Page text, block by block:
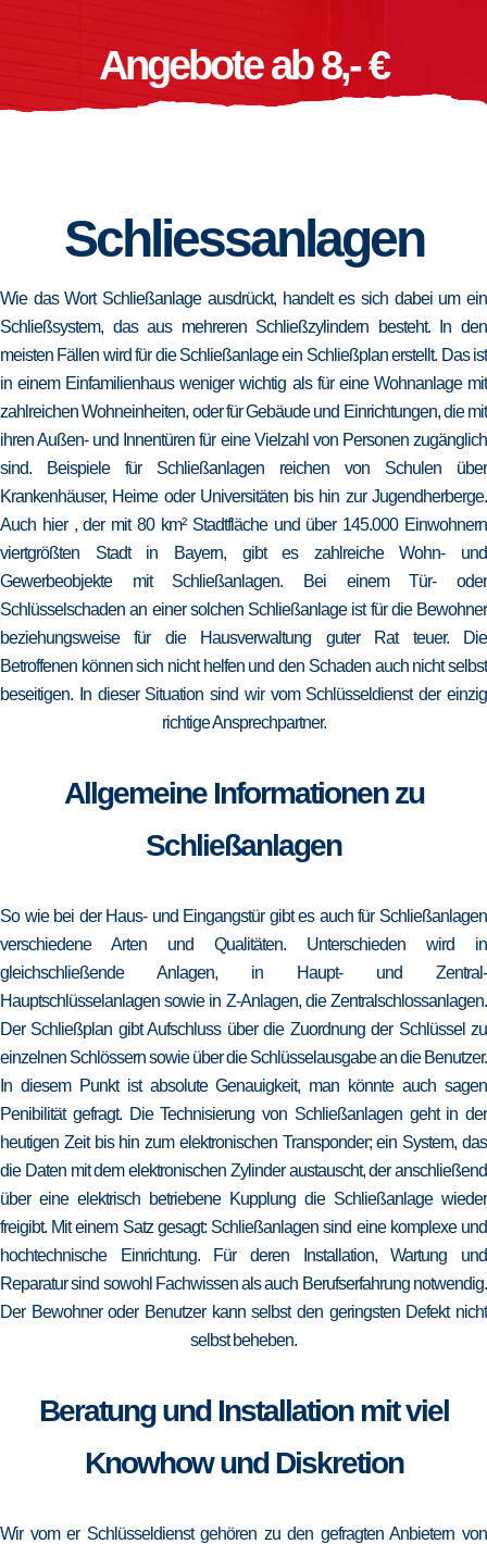
Angebote ab 8,- €
Schliessanlagen
Wie das Wort Schließanlage ausdrückt, handelt es sich dabei um ein
Schließsystem, das aus mehreren Schließzylindern besteht. In den
meisten Fällen wird für die Schließanlage ein Schließplan erstellt. Das ist
in einem Einfamilienhaus weniger wichtig als für eine Wohnanlage mit
zahlreichen Wohneinheiten, oder für Gebäude und Einrichtungen, die mit
ihren Außen- und Innentüren für eine Vielzahl von Personen zugänglich
sind. Beispiele für Schließanlagen reichen von Schulen über
Krankenhäuser, Heime oder Universitäten bis hin zur Jugendherberge.
Auch hier , der mit 80 km² Stadtfläche und über 145.000 Einwohnern
viertgrößten Stadt in Bayern, gibt es zahlreiche Wohn- und
Gewerbeobjekte mit Schließanlagen. Bei einem Tür- oder
Schlüsselschaden an einer solchen Schließanlage ist für die Bewohner
beziehungsweise für die Hausverwaltung guter Rat teuer. Die
Betroffenen können sich nicht helfen und den Schaden auch nicht selbst
beseitigen. In dieser Situation sind wir vom Schlüsseldienst der einzig
richtige Ansprechpartner.
Allgemeine Informationen zu
Schließanlagen
So wie bei der Haus- und Eingangstür gibt es auch für Schließanlagen
verschiedene Arten und Qualitäten. Unterschieden wird in
gleichschließende Anlagen, in Haupt- und Zentral-
Hauptschlüsselanlagen sowie in Z-Anlagen, die Zentralschlossanlagen.
Der Schließplan gibt Aufschluss über die Zuordnung der Schlüssel zu
einzelnen Schlössern sowie über die Schlüsselausgabe an die Benutzer.
In diesem Punkt ist absolute Genauigkeit, man könnte auch sagen
Penibilität gefragt. Die Technisierung von Schließanlagen geht in der
heutigen Zeit bis hin zum elektronischen Transponder; ein System, das
die Daten mit dem elektronischen Zylinder austauscht, der anschließend
über eine elektrisch betriebene Kupplung die Schließanlage wieder
freigibt. Mit einem Satz gesagt: Schließanlagen sind eine komplexe und
hochtechnische Einrichtung. Für deren Installation, Wartung und
Reparatur sind sowohl Fachwissen als auch Berufserfahrung notwendig.
Der Bewohner oder Benutzer kann selbst den geringsten Defekt nicht
selbst beheben.
Beratung und Installation mit viel
Knowhow und Diskretion
Wir vom er Schlüsseldienst gehören zu den gefragten Anbietern von